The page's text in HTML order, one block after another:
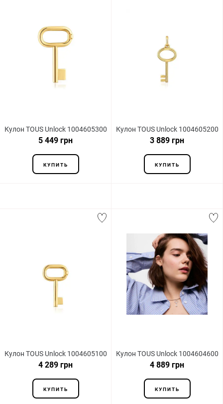
Кулон TOUS Unlock 1004605300
5 449 грн
КУПИТЬ
Кулон TOUS Unlock 1004605200
3 889 грн
КУПИТЬ
Кулон TOUS Unlock 1004605100
4 289 грн
КУПИТЬ
Кулон TOUS Unlock 1004604600
4 889 грн
КУПИТЬ